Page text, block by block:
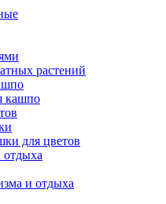
растений
кашпо
для цветов
отдыха
и отдыха